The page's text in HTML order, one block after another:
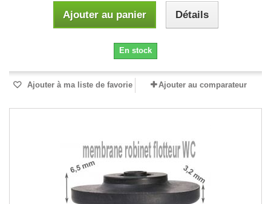
Ajouter au panier Détails
En stock
Ajouter à ma liste de favorie Ajouter au comparateur